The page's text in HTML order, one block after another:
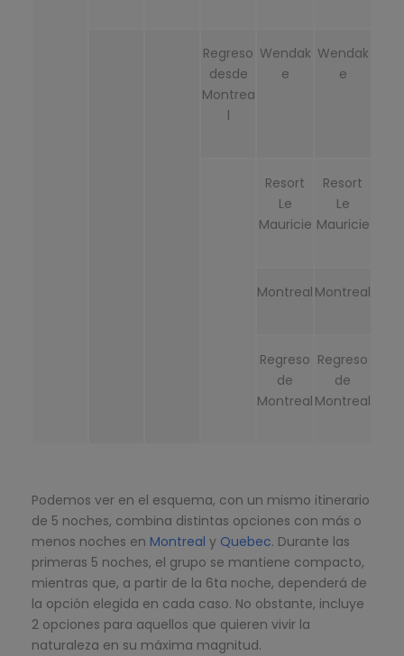
Regreso
desde
Montrea
l
Wendak
e
Wendak
e
Resort
Le
Mauricie
Resort
Le
Mauricie
Montreal Montreal
Regreso
de
Montreal
Regreso
de
Montreal
Podemos ver en el esquema, con un mismo itinerario
de 5 noches, combina distintas opciones con más o
menos noches en Montreal y Quebec. Durante las
primeras 5 noches, el grupo se mantiene compacto,
mientras que, a partir de la 6ta noche, dependerá de
la opción elegida en cada caso. No obstante, incluye
2 opciones para aquellos que quieren vivir la
naturaleza en su máxima magnitud.